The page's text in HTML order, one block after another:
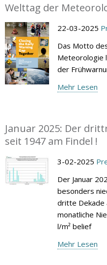
Welttag der
22-03-2025
Das Motto
Meteorologie
der
Mehr Lesen
Januar 2025: Der
seit 1947 am Findel !
3-02-2025
Der Januar
besonders
dritte Dekade
monatliche
l/m² belief
Mehr Lesen